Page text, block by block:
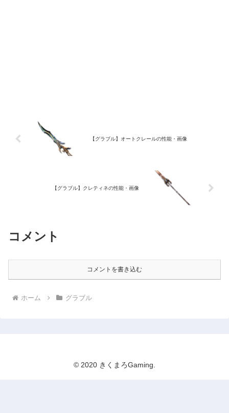
【グラブル】オートクレールの性能・画像
【グラブル】クレティネの性能・画像
コメント
コメントを書き込む
ホーム グラブル
© 2020 きくまろGaming.